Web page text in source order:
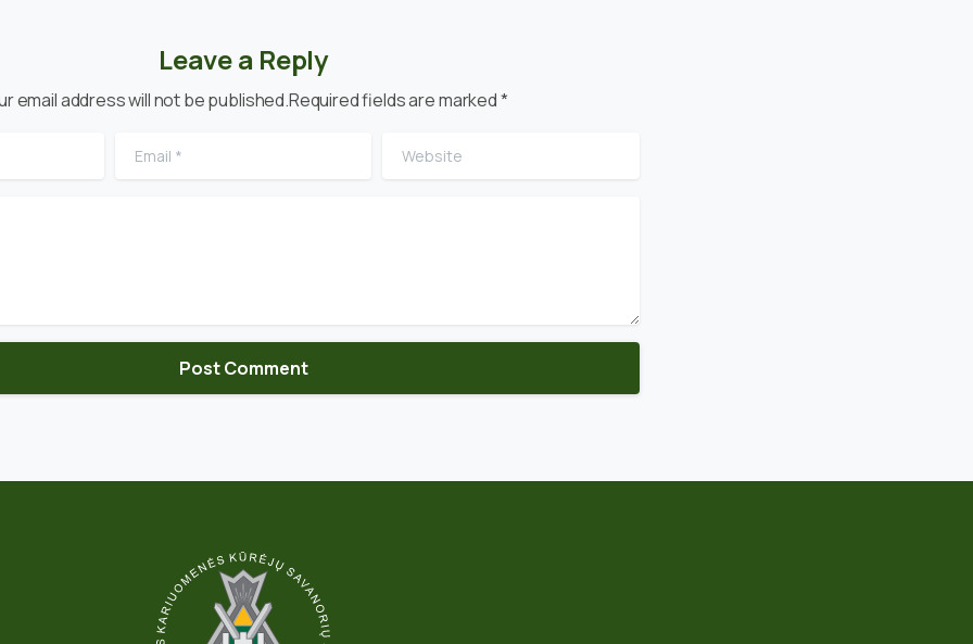
Leave a Reply
email address will not be published.Required fields are marked *
Email Website